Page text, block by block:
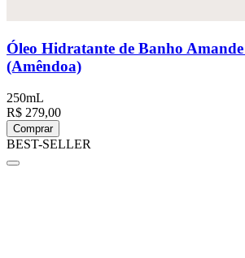
Óleo Hidratante de Banho
(Amêndoa)
250mL
R$ 279,00
Comprar
BEST-SELLER